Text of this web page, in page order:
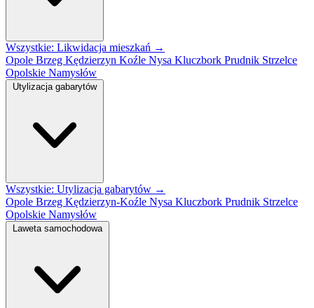
Wszystkie: Likwidacja mieszkań →
Opole Brzeg Kędzierzyn Koźle Nysa Kluczbork Prudnik Strzelce
Opolskie Namysłów
Utylizacja gabarytów
Wszystkie: Utylizacja gabarytów →
Opole Brzeg Kędzierzyn-Koźle Nysa Kluczbork Prudnik Strzelce
Opolskie Namysłów
Laweta samochodowa